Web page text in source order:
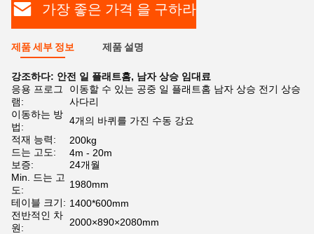
가장 좋은 가격 을 구하라
제품 세부 정보 제품 설명
강조하다: 안전 일 플래트홈, 남자 상승 임대료
응용 프로그
램:
이동할 수 있는 공중 일 플래트홈 남자 상승 전기 상승
사다리
이동하는 방
법:
4개의 바퀴를 가진 수동 강요
적재 능력:
200kg
드는 고도:
4m - 20m
보증:
24개월
Min. 드는 고
도:
1980mm
테이블 크기: 1400*600mm
전반적인 차
원:
2000×890×2080mm